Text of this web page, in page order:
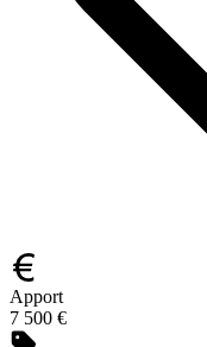
Apport
7 500 €